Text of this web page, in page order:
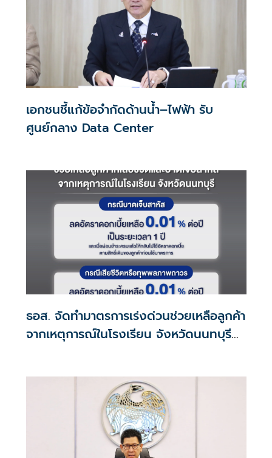
เอกชนชี้แก้ข้อจำกัดด้านน้ำ–ไฟฟ้า รับ
ศูนย์กลาง Data Center
ธอส. จัดทำมาตรการเร่งด่วนช่วยเหลือลูกค้า
จากเหตุการณ์ในโรงเรียน จังหวัดนนทบุรี